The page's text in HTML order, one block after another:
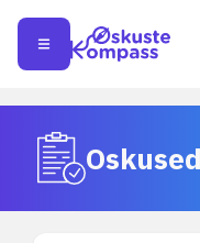
Oskused